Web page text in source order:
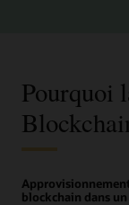
Pourquoi
blockchain dans un